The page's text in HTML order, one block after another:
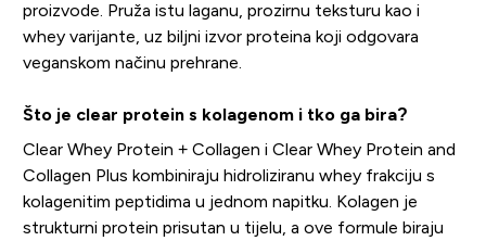
proizvode. Pruža istu laganu, prozirnu teksturu kao i
whey varijante, uz biljni izvor proteina koji odgovara
veganskom načinu prehrane.
Što je clear protein s kolagenom i tko ga bira?
Clear Whey Protein + Collagen i Clear Whey Protein and
Collagen Plus kombiniraju hidroliziranu whey frakciju s
kolagenitim peptidima u jednom napitku. Kolagen je
strukturni protein prisutan u tijelu, a ove formule biraju